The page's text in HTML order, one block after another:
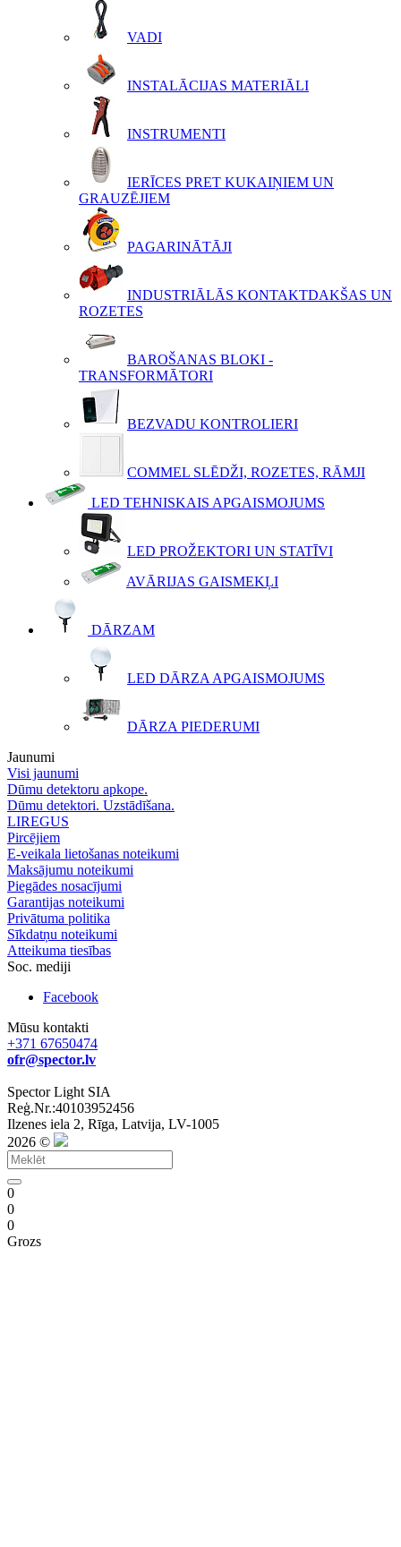
VADI
INSTALĀCIJAS MATERIĀLI
INSTRUMENTI
IERĪCES PRET KUKAIŅIEM UN
GRAUZĒJIEM
PAGARINĀTĀJI
INDUSTRIĀLĀS KONTAKTDAKŠAS UN
ROZETES
BAROŠANAS BLOKI -
TRANSFORMĀTORI
BEZVADU KONTROLIERI
COMMEL SLĒDŽI, ROZETES, RĀMJI
LED TEHNISKAIS APGAISMOJUMS
LED PROŽEKTORI UN STATĪVI
AVĀRIJAS GAISMEKĻI
DĀRZAM
LED DĀRZA APGAISMOJUMS
DĀRZA PIEDERUMI
Jaunumi
Visi jaunumi
Dūmu detektoru apkope.
Dūmu detektori. Uzstādīšana.
LIREGUS
Pircējiem
E-veikala lietošanas noteikumi
Maksājumu noteikumi
Piegādes nosacījumi
Garantijas noteikumi
Privātuma politika
Sīkdatņu noteikumi
Atteikuma tiesības
Soc. mediji
Facebook
Mūsu kontakti
+371 67650474
ofr@spector.lv
Spector Light SIA
Reģ.Nr.:40103952456
Ilzenes iela 2, Rīga, Latvija, LV-1005
2026 ©
0
0
0
Grozs